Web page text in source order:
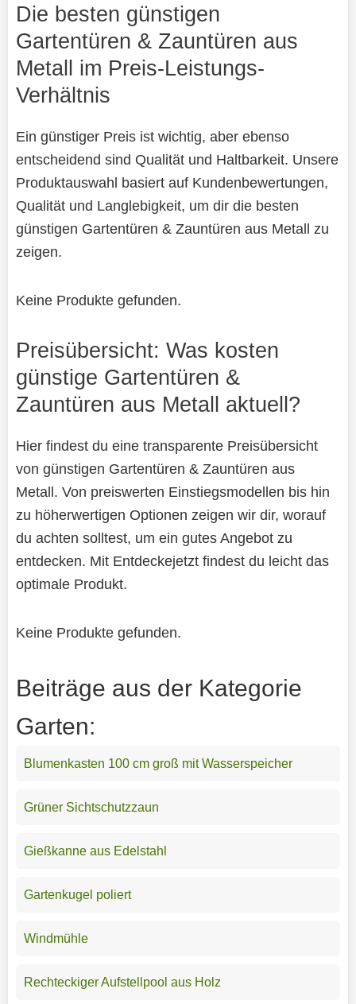
Die besten günstigen
Gartentüren & Zauntüren aus
Metall im Preis-Leistungs-
Verhältnis
Ein günstiger Preis ist wichtig, aber ebenso
entscheidend sind Qualität und Haltbarkeit. Unsere
Produktauswahl basiert auf Kundenbewertungen,
Qualität und Langlebigkeit, um dir die besten
günstigen Gartentüren & Zauntüren aus Metall zu
zeigen.
Keine Produkte gefunden.
Preisübersicht: Was kosten
günstige Gartentüren &
Zauntüren aus Metall aktuell?
Hier findest du eine transparente Preisübersicht
von günstigen Gartentüren & Zauntüren aus
Metall. Von preiswerten Einstiegsmodellen bis hin
zu höherwertigen Optionen zeigen wir dir, worauf
du achten solltest, um ein gutes Angebot zu
entdecken. Mit Entdeckejetzt findest du leicht das
optimale Produkt.
Keine Produkte gefunden.
Beiträge aus der Kategorie
Garten:
Blumenkasten 100 cm groß mit Wasserspeicher
Grüner Sichtschutzzaun
Gießkanne aus Edelstahl
Gartenkugel poliert
Windmühle
Rechteckiger Aufstellpool aus Holz